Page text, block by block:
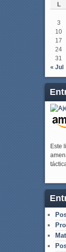
L
3
10
17
24
31
« Jul
Este